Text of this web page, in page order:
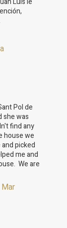
Pol de
she was
find any
house we
picked
me and
We are